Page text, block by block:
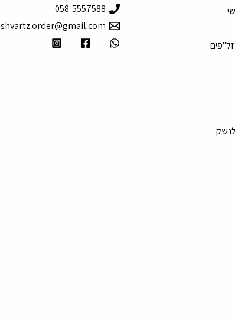
לנשק
058-5557588
shvartz.order@gmail.com